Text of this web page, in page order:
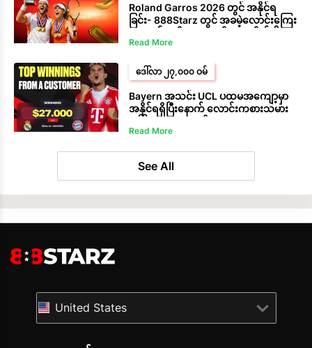
Roland Garros 2026 တွင် အနိုင်ရ
ခြင်း- 888Starz တွင် အခမဲ့လောင်းကြေး
Read More
ဒေါ်လာ ၂၇,၀၀၀ ဝမ်
Bayern အသင်း UCL ပထမအကျော့မှာ
အနိုင်ရရှိပြီးနောက် လောင်းကစားသမား
Read More
See All
United States